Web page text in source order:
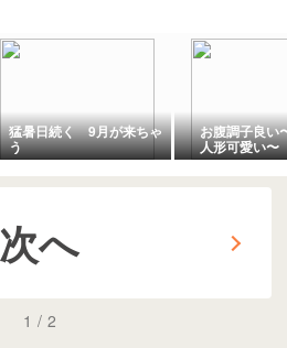
猛暑日続く 9月が来ちゃ
う
お腹調子良
人形可愛い〜
次へ
1 / 2